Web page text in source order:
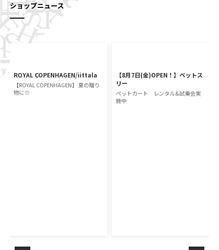
ショップニュース
ROYAL COPENHAGEN/iittala
【ROYAL COPENHAGEN】 夏の贈り
物に☆
【8月7日(金)OPEN！】ペットス
リー
ペットカート レンタル&試乗会実
施中